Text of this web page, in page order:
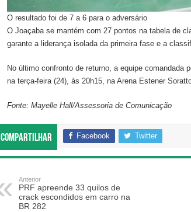
O resultado foi de 7 a 6 para o adversário
O Joaçaba se mantém com 27 pontos na tabela de
garante a liderança isolada da primeira fase e a
No último confronto de returno, a equipe comandada
na terça-feira (24), às 20h15, na Arena Estener
Fonte: Mayelle Hall/Assessoria de Comunicação
Compartilhar Facebook Twitter
Anterior
PRF apreende 33 quilos de
crack escondidos em carro na
BR 282